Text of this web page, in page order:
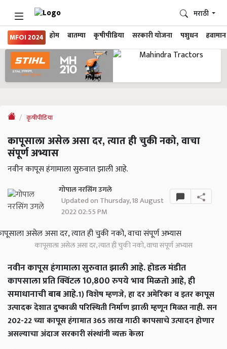
MFOI 2024 होम बातम्या कृषीपीडिया सरकारी योजना पशुधन हवामान
मराठी
कृषीपीडिया
कापूसाला असेल असा दर, त्यात ही चुकी नको, वाचा
संपूर्ण अभ्यास
नवीन कापूस हंगामाला सुरुवात झाली आहे.
गोपाल नरसिंग उगले
Updated on Thursday, 18 August
2022 02:55 PM
कापूसाला असेल असा दर, त्यात ही चुकी नको, वाचा संपूर्ण अभ्यास
नवीन कापूस हंगामाला सुरुवात झाली आहे. होडल मंडीत
कापसाला प्रति क्विंटल 10,800 रुपये भाव मिळतो आहे, ही
समाधानाची बाब आहे.1) विशेष म्हणजे, हा दर अमेरिका व इतर कापूस
उत्पादक देशात दुष्काळी परिस्थिती निर्माण झाली म्हणून मिळत नाही. सन
202-22 च्या कापूस हंगामात 365 लाख गाठी कापसाचे उत्पादन होणार
असल्याचा अंदाज सरकारी संस्थांनी व्यक्त केला